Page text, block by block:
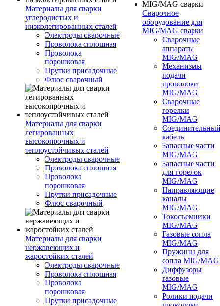
Материалы для сварки
углеродистых и
низколегированных сталей
Электроды сварочные
Проволока сплошная
Проволока
порошковая
Прутки присадочные
Флюс сварочный
Материалы для сварки
легированных
высокопрочных и
теплоустойчивых сталей
Электроды сварочные
Проволока сплошная
Проволока
порошковая
Прутки присадочные
Флюс сварочный
Материалы для сварки
нержавеющих и
жаростойких сталей
Электроды сварочные
Проволока сплошная
Проволока
порошковая
Прутки присадочные
Сварочное
оборудование для
MIG/MAG сварки
Сварочные
аппараты
MIG/MAG
Механизмы
подачи
проволоки
MIG/MAG
Сварочные
горелки
MIG/MAG
Соединительный
кабель
Запасные части
MIG/MAG
Запасные части
для горелок
MIG/MAG
Направляющие
каналы
MIG/MAG
Токосъемники
MIG/MAG
Газовые сопла
MIG/MAG
Пружины для
сопла MIG/MAG
Диффузоры
газовые
MIG/MAG
Ролики подачи